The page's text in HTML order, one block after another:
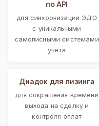
по API
для синхронизации ЭДО
с уникальными
самописными системами
учета
Диадок для лизинга
для сокращения времени
выхода на сделку и
контроля оплат